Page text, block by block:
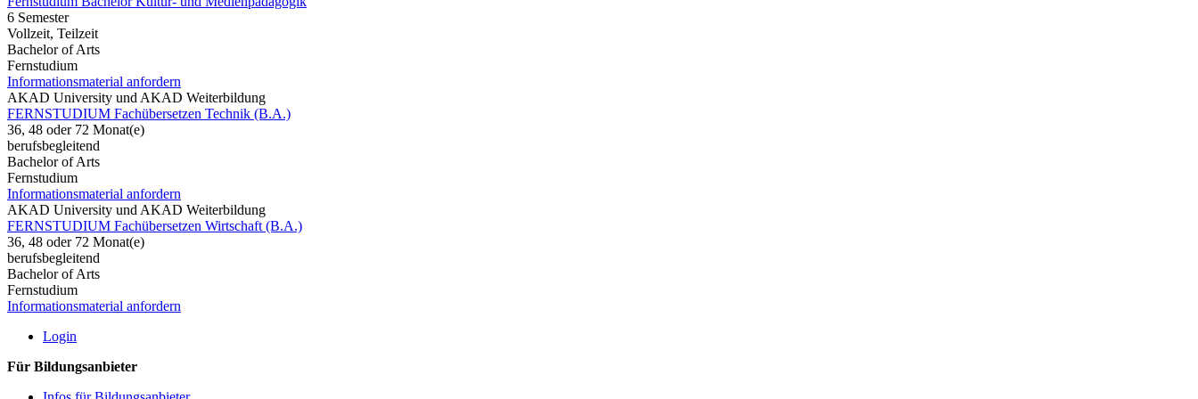
6 Semester
Vollzeit, Teilzeit
Bachelor of Arts
Fernstudium
Informationsmaterial anfordern
AKAD University und AKAD Weiterbildung
FERNSTUDIUM Fachübersetzen Technik (B.A.)
36, 48 oder 72 Monat(e)
berufsbegleitend
Bachelor of Arts
Fernstudium
Informationsmaterial anfordern
AKAD University und AKAD Weiterbildung
FERNSTUDIUM Fachübersetzen Wirtschaft (B.A.)
36, 48 oder 72 Monat(e)
berufsbegleitend
Bachelor of Arts
Fernstudium
Informationsmaterial anfordern
Login
Für Bildungsanbieter